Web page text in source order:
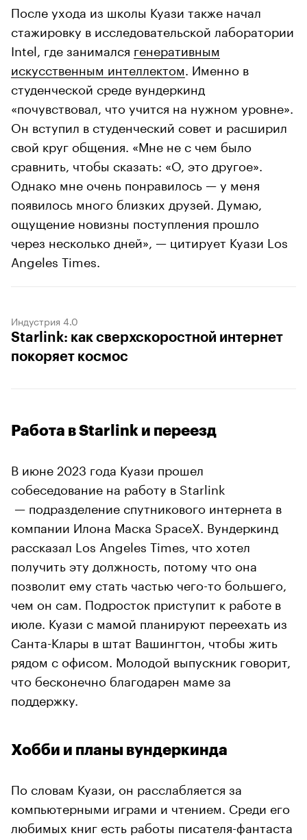
После ухода из школы Куази также начал
стажировку в исследовательской лаборатории
Intel, где занимался генеративным
искусственным интеллектом . Именно в
студенческой среде вундеркинд
«почувствовал, что учится на нужном уровне».
Он вступил в студенческий совет и расширил
свой круг общения. «Мне не с чем было
сравнить, чтобы сказать: «О, это другое».
Однако мне очень понравилось — у меня
появилось много близких друзей. Думаю,
ощущение новизны поступления прошло
через несколько дней», — цитирует Куази Los
Angeles Times.
Индустрия 4.0
Starlink: как сверхскоростной интернет
покоряет космос
Работа в Starlink и переезд
В июне 2023 года Куази прошел
собеседование на работу в Starlink
— подразделение спутникового интернета в
компании Илона Маска SpaceX. Вундеркинд
рассказал Los Angeles Times, что хотел
получить эту должность, потому что она
позволит ему стать частью чего-то большего,
чем он сам. Подросток приступит к работе в
июле. Куази с мамой планируют переехать из
Санта-Клары в штат Вашингтон, чтобы жить
рядом с офисом. Молодой выпускник говорит,
что бесконечно благодарен маме за
поддержку.
Хобби и планы вундеркинда
По словам Куази, он расслабляется за
компьютерными играми и чтением. Среди его
любимых книг есть работы писателя-фантаста